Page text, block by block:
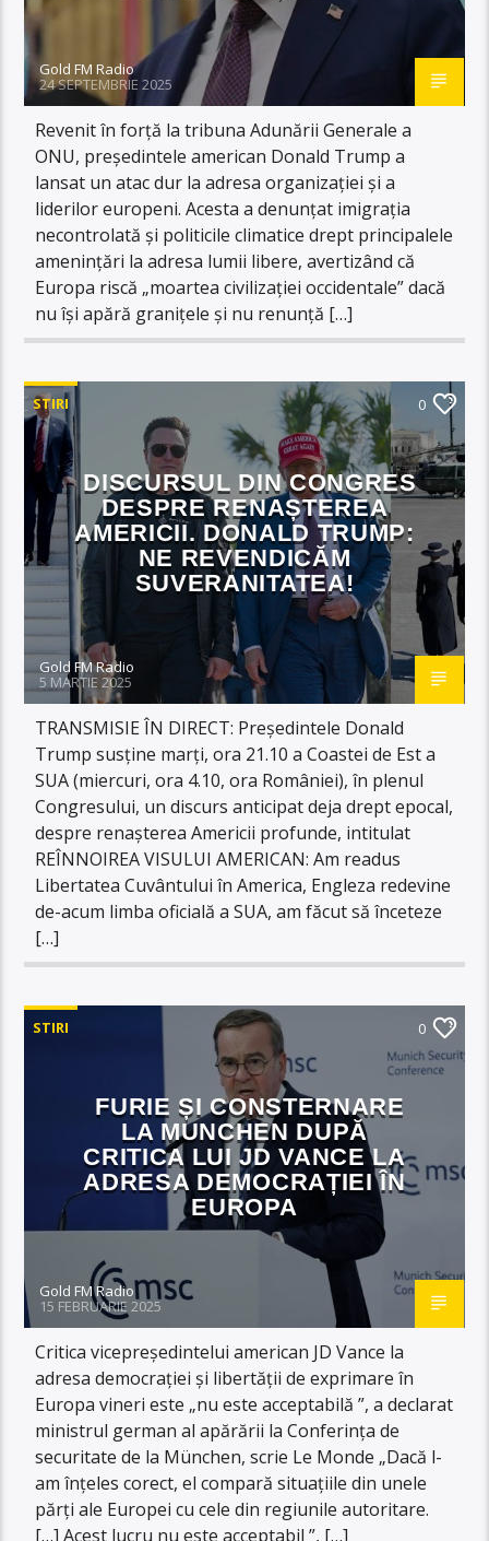
Gold FM Radio
24 SEPTEMBRIE 2025
Revenit în forță la tribuna Adunării Generale a
ONU, președintele american Donald Trump a
lansat un atac dur la adresa organizației și a
liderilor europeni. Acesta a denunțat imigrația
necontrolată și politicile climatice drept principalele
amenințări la adresa lumii libere, avertizând că
Europa riscă „moartea civilizației occidentale” dacă
nu își apără granițele și nu renunță […]
STIRI 0
DISCURSUL DIN CONGRES
DESPRE RENAȘTEREA
AMERICII. DONALD TRUMP:
NE REVENDICĂM
SUVERANITATEA!
Gold FM Radio
5 MARTIE 2025
TRANSMISIE ÎN DIRECT: Președintele Donald
Trump susține marți, ora 21.10 a Coastei de Est a
SUA (miercuri, ora 4.10, ora României), în plenul
Congresului, un discurs anticipat deja drept epocal,
despre renașterea Americii profunde, intitulat
REÎNNOIREA VISULUI AMERICAN: Am readus
Libertatea Cuvântului în America, Engleza redevine
de-acum limba oficială a SUA, am făcut să înceteze
[…]
STIRI 0
FURIE ȘI CONSTERNARE
LA MUNCHEN DUPĂ
CRITICA LUI JD VANCE LA
ADRESA DEMOCRAȚIEI ÎN
EUROPA
Gold FM Radio
15 FEBRUARIE 2025
Critica vicepreședintelui american JD Vance la
adresa democrației și libertății de exprimare în
Europa vineri este „nu este acceptabilă ”, a declarat
ministrul german al apărării la Conferința de
securitate de la München, scrie Le Monde „Dacă l-
am înțeles corect, el compară situațiile din unele
părți ale Europei cu cele din regiunile autoritare.
[…] Acest lucru nu este acceptabil ”, […]